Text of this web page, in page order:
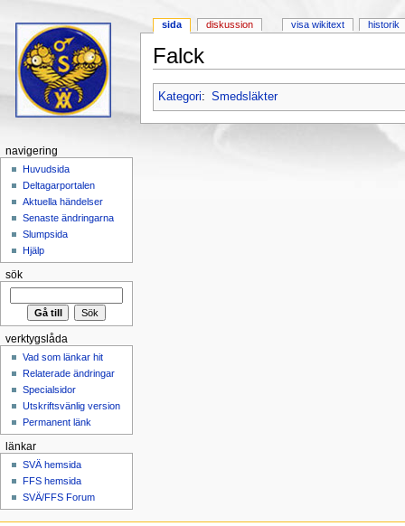
Falck
Kategori: Smedsläkter
sida diskussion visa wikitext historik
navigering
Huvudsida
Deltagarportalen
Aktuella händelser
Senaste ändringarna
Slumpsida
Hjälp
sök
verktygslåda
Vad som länkar hit
Relaterade ändringar
Specialsidor
Utskriftsvänlig version
Permanent länk
länkar
SVÄ hemsida
FFS hemsida
SVÄ/FFS Forum